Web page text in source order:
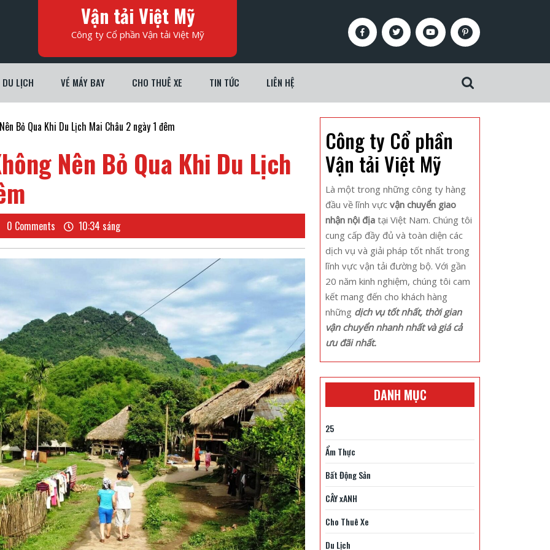
Vận tải Việt Mỹ
Công ty Cổ phần Vận tải Việt Mỹ
FacebookTwitter Youtube Pinterest
DU LỊCH VÉ MÁY BAY CHO THUÊ XE TIN TỨC LIÊN HỆ
Bỏ Qua Khi Du Lịch Mai Châu 2 ngày 1 đêm
Nên Bỏ Qua Khi Du Lịch
0 Comments 10:34 sáng
Công ty Cổ phần
Vận tải Việt Mỹ
Là một trong những công ty hàng
đầu về lĩnh vực vận chuyển giao
nhận nội địa tại Việt Nam. Chúng tôi
cung cấp đầy đủ và toàn diện các
dịch vụ và giải pháp tốt nhất trong
lĩnh vực vận tải đường bộ. Với gần
20 năm kinh nghiệm, chúng tôi cam
kết mang đến cho khách hàng
những dịch vụ tốt nhất, thời gian
vận chuyển nhanh nhất và giá cả
ưu đãi nhất.
DANH MỤC
25
Ẩm Thực
Bất Động Sản
CÂY xANH
Cho Thuê Xe
Du Lịch